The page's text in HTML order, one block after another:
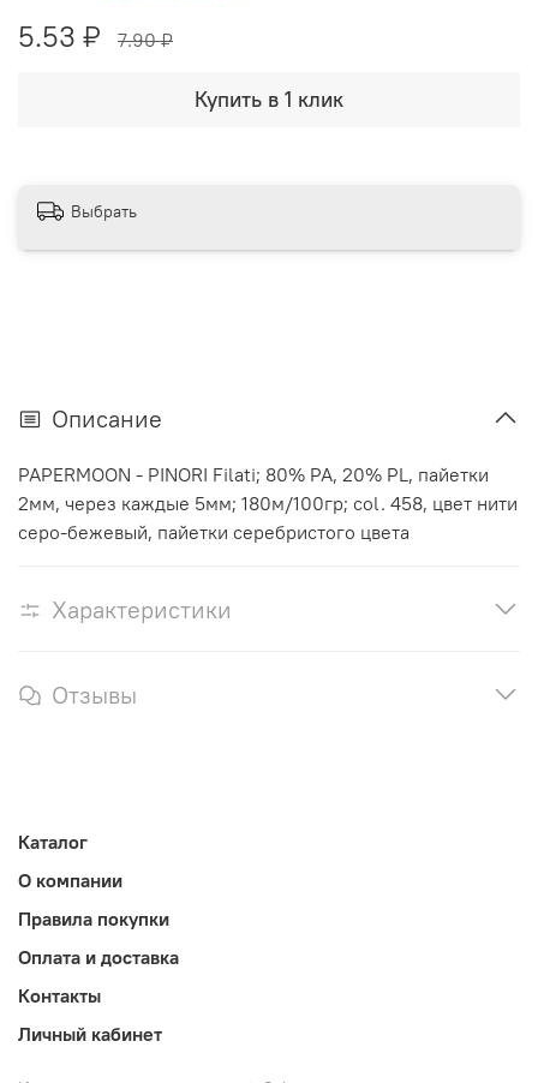
5.53 ₽ 7.90 ₽
Купить в 1 клик
Выбрать
Описание
PAPERMOON - PINORI Filati; 80% PA, 20% PL, пайетки
2мм, через каждые 5мм; 180м/100гр; col. 458, цвет нити
серо-бежевый, пайетки серебристого цвета
Характеристики
Отзывы
Каталог
О компании
Правила покупки
Оплата и доставка
Контакты
Личный кабинет